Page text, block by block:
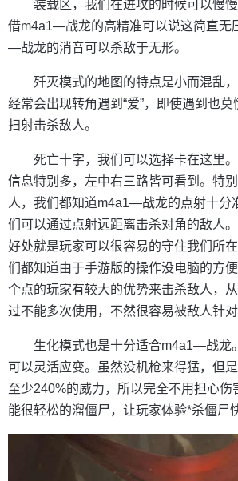
装载区，我们在进攻的时候可以慢
借m4a1—战龙的高精准可以说这简直无
—战龙的消音可以杀敌于无形。
歼灭模式的地图的特点是小而混乱
经常会出现转角遇到“爱”，即使遇到也
扫射击杀敌人。
死亡十字，我们可以选择卡在这里
信息特别多，左中右三路皆可看到。特
人，我们都知道m4a1—战龙的点射十分
们可以通过点射远距离击杀对角的敌人
好处就是玩家可以很容易的守住我们所
们都知道由于手游版的操作没电脑的方
个点的玩家有较大的优势来击杀敌人，
过不能多次使用，不然很容易被敌人针对
生化模式也是十分适合m4a1—战龙
可以灵活应变。虽然没机枪来得猛，但
至少240%的威力，所以完全不用担心伤
能很轻松的溜僵尸，让玩家体验*杀僵尸